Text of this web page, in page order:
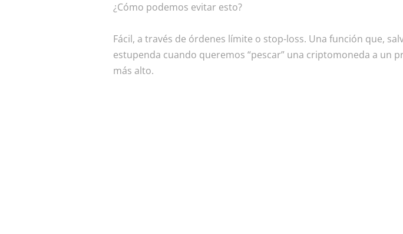
¿Cómo podemos evitar esto?
Fácil, a través de órdenes límite o stop-loss. Una función que,
estupenda cuando queremos “pescar” una criptomoneda a un
más alto.